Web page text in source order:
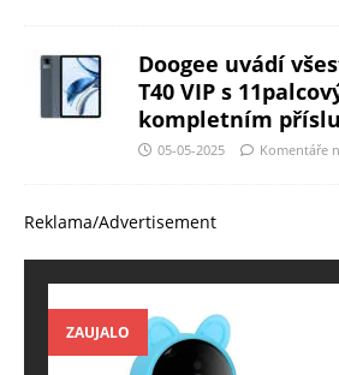
Doogee uvádí
T40 VIP s
kompletním
05-05-2025 Komentáře
Reklama/Advertisement
ZAUJALO